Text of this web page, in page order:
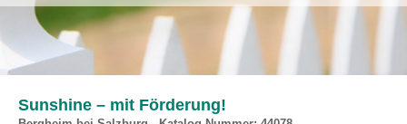
Sunshine – mit Förderung!